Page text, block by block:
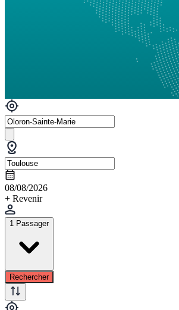
08/08/2026
+ Revenir
1 Passager
Rechercher